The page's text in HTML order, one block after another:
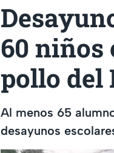
60 niños
pollo del
Al menos 65
desayunos